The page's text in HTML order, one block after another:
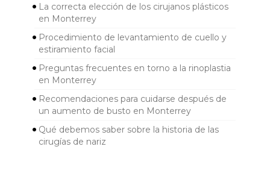
La correcta elección de los cirujanos plásticos
en Monterrey
Procedimiento de levantamiento de cuello y
estiramiento facial
Preguntas frecuentes en torno a la rinoplastia
en Monterrey
Recomendaciones para cuidarse después de
un aumento de busto en Monterrey
Qué debemos saber sobre la historia de las
cirugías de nariz